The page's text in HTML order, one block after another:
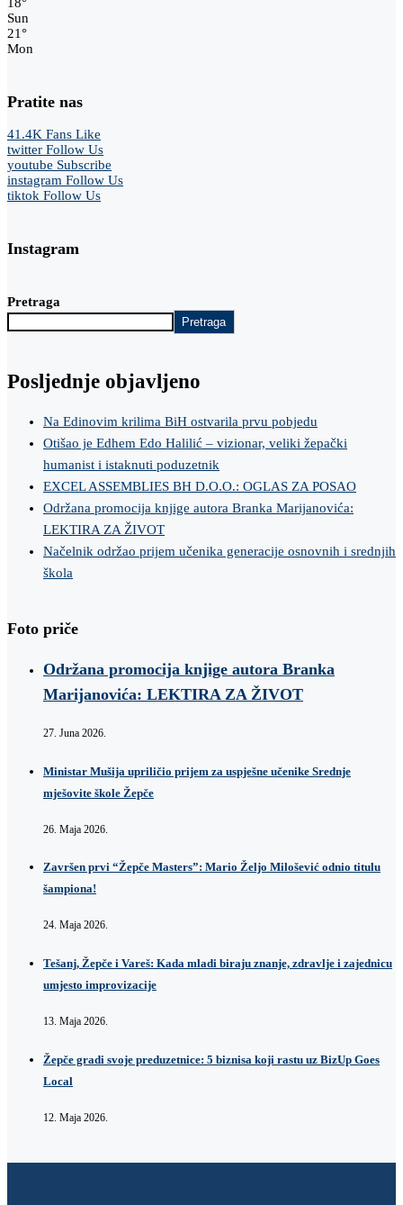
Sun
21°
Mon
Pratite nas
41.4K Fans Like
twitter Follow Us
youtube Subscribe
instagram Follow Us
tiktok Follow Us
Instagram
Pretraga
Pretraga
Posljednje objavljeno
Na Edinovim krilima BiH ostvarila prvu pobjedu
Otišao je Edhem Edo Halilić – vizionar, veliki žepački
humanist i istaknuti poduzetnik
EXCEL ASSEMBLIES BH D.O.O.: OGLAS ZA POSAO
Održana promocija knjige autora Branka Marijanovića:
LEKTIRA ZA ŽIVOT
Načelnik održao prijem učenika generacije osnovnih i srednjih
škola
Foto priče
Održana promocija knjige autora Branka
Marijanovića: LEKTIRA ZA ŽIVOT
27. Juna 2026.
Ministar Mušija upriličio prijem za uspješne učenike Srednje
mješovite škole Žepče
26. Maja 2026.
Završen prvi “Žepče Masters”: Mario Željo Milošević odnio titulu
šampiona!
24. Maja 2026.
Tešanj, Žepče i Vareš: Kada mladi biraju znanje, zdravlje i zajednicu
umjesto improvizacije
13. Maja 2026.
Žepče gradi svoje preduzetnice: 5 biznisa koji rastu uz BizUp Goes
Local
12. Maja 2026.